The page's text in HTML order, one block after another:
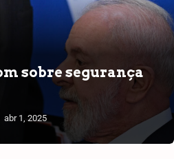
sobre segurança
abr 1, 2025